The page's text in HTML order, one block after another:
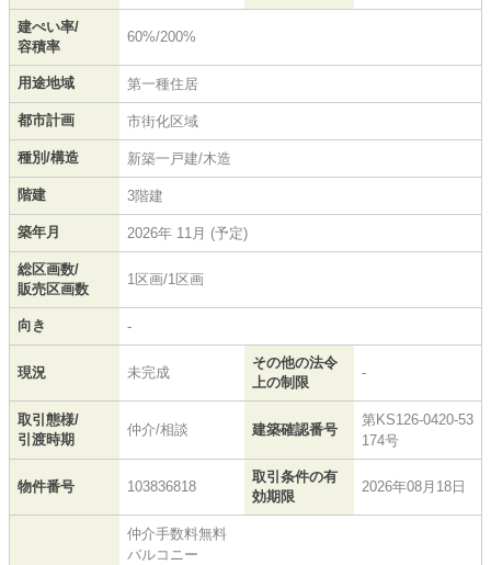
建ぺい率/
容積率
60%/200%
用途地域 第一種住居
都市計画 市街化区域
種別/構造 新築一戸建/木造
階建 3階建
築年月 2026年 11月 (予定)
総区画数/
販売区画数
1区画/1区画
向き -
現況 未完成
その他の法令
上の制限
-
取引態様/
引渡時期
仲介/相談 建築確認番号
第KS126-0420-53
174号
物件番号 103836818
取引条件の有
効期限
2026年08月18日
仲介手数料無料
バルコニー